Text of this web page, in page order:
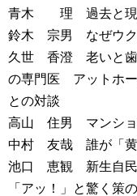
青木 理 過去と現
鈴木 宗男 なぜウク
久世 香澄 老いと歯
の専門医 アットホー
との対談
高山 住男 マンショ
中村 友哉 誰が「黄
池口 恵観 新生自民
「アッ！」と驚く策